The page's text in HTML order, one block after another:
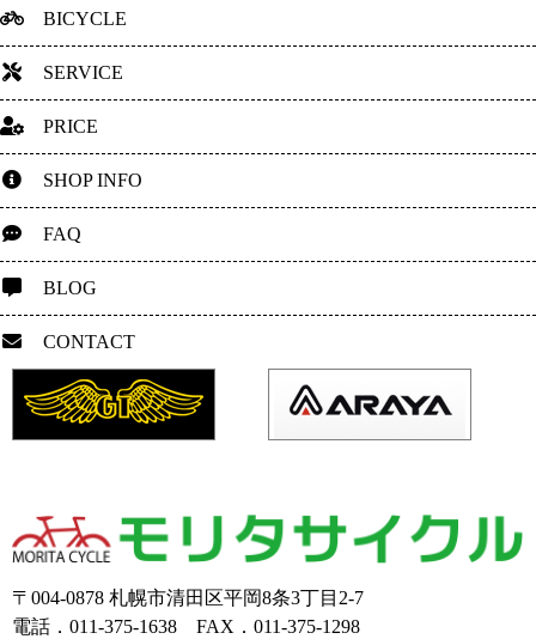
BICYCLE
SERVICE
PRICE
SHOP INFO
FAQ
BLOG
CONTACT
〒004-0878 札幌市清田区平岡8条3丁目2-7
電話．011-375-1638 FAX．011-375-1298